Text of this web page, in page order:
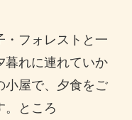
・フォレストと一
暮れに連れていか
小屋で、夕食をご
。ところ